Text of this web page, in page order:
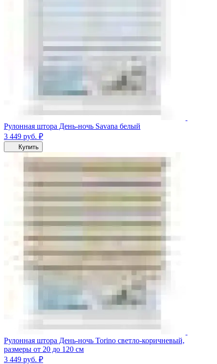
Рулонная штора День-ночь Savana белый
3 449 руб. ₽
Купить
Рулонная штора День-ночь Torino светло-коричневый,
размеры от 20 до 120 см
3 449 руб. ₽